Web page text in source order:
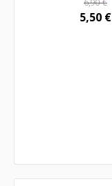
6,90€
5,50 €